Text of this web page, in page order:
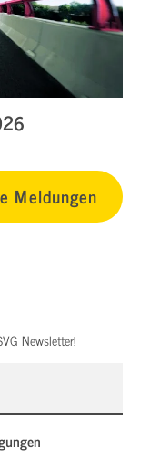
Meldungen
Newsletter!